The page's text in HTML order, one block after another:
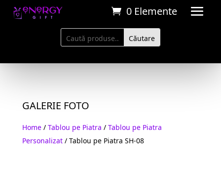
0 Elemente
GALERIE FOTO
Home/ Tablou pe Piatra / Tablou pe Piatra
Personalizat/ Tablou pe Piatra SH-08